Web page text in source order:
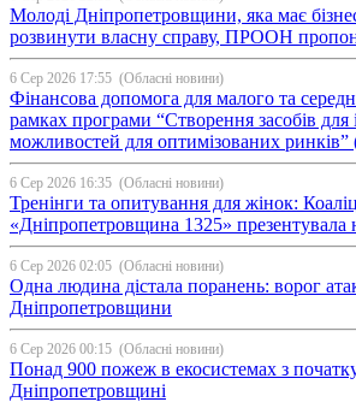
Молоді Дніпропетровщини, яка має
розвинути власну справу, ПРООН
6 Сер 2026 17:55 (Обласні новини)
Фінансова допомога для малого та
рамках програми “Створення засобів для
можливостей для оптимізованих
6 Сер 2026 16:35 (Обласні новини)
Тренінги та опитування для жінок:
«Дніпропетровщина 1325» презентувала
6 Сер 2026 02:05 (Обласні новини)
Одна людина дістала поранень: ворог
Дніпропетровщини
6 Сер 2026 00:15 (Обласні новини)
Понад 900 пожеж в екосистемах з початку
Дніпропетровщині